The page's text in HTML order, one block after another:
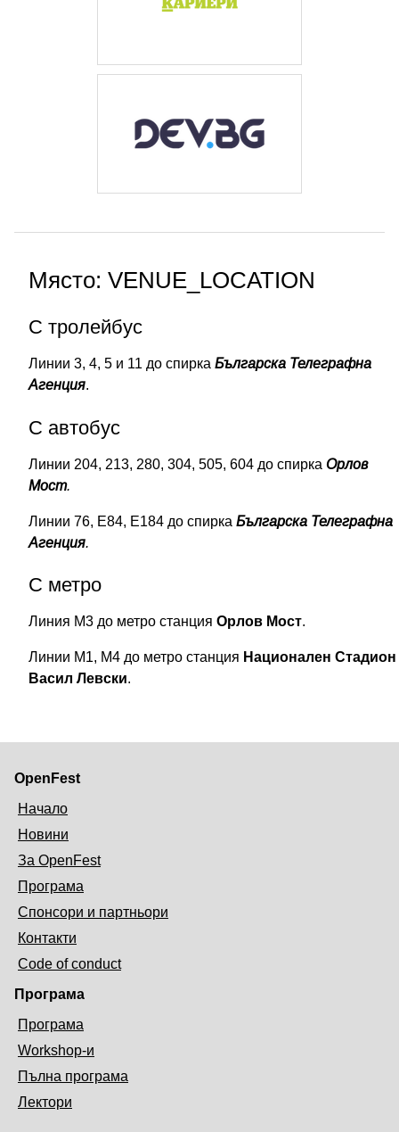
Място: VENUE_LOCATION
С тролейбус
Линии 3, 4, 5 и 11 до спирка Българска Телеграфна
Агенция.
С автобус
Линии 204, 213, 280, 304, 505, 604 до спирка Орлов
Мост.
Линии 76, Е84, Е184 до спирка Българска Телеграфна
Агенция.
С метро
Линия М3 до метро станция Орлов Мост.
Линии М1, М4 до метро станция Национален Стадион
Васил Левски.
OpenFest
Начало
Новини
За OpenFest
Програма
Спонсори и партньори
Контакти
Code of conduct
Програма
Програма
Workshop-и
Пълна програма
Лектори